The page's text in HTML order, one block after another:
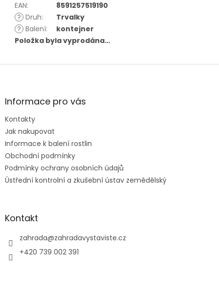
EAN:
8591257519190
? Druh:
Trvalky
? Balení:
kontejner
Položka byla vyprodána…
Z
aInformace pro vás
Kontakty
Jak nakupovat
Informace k balení rostlin
Obchodní podmínky
Podmínky ochrany osobních údajů
Ústřední kontrolní a zkušební ústav zemědělský
Kontakt
zahrada@zahradavystaviste.cz
+420 739 002 391